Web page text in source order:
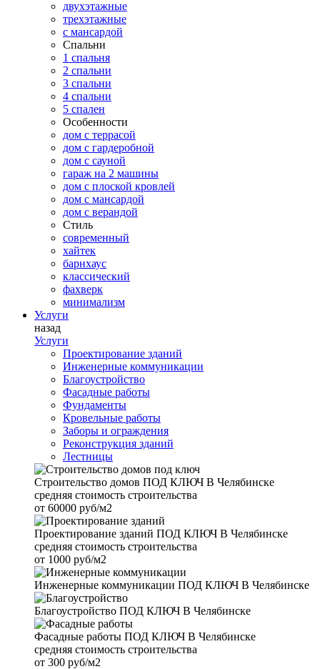
двухэтажные
трехэтажные
с мансардой
Спальни
1 спальня
2 спальни
3 спальни
4 спальни
5 спален
Особенности
дом с террасой
дом с гардеробной
дом с сауной
гараж на 2 машины
дом с плоской кровлей
дом с мансардой
дом с верандой
Стиль
современный
хайтек
барнхаус
классический
фахверк
минимализм
Услуги
назад
Услуги
Проектирование зданий
Инженерные коммуникации
Благоустройство
Фасадные работы
Фундаменты
Кровельные работы
Заборы и ограждения
Реконструкция зданий
Лестницы
Строительство домов ПОД КЛЮЧ В Челябинске
средняя стоимость строительства
от 60000 руб/м2
Проектирование зданий ПОД КЛЮЧ В Челябинске
средняя стоимость строительства
от 1000 руб/м2
Инженерные коммуникации ПОД КЛЮЧ В Челябинске
Благоустройство ПОД КЛЮЧ В Челябинске
Фасадные работы ПОД КЛЮЧ В Челябинске
средняя стоимость строительства
от 300 руб/м2